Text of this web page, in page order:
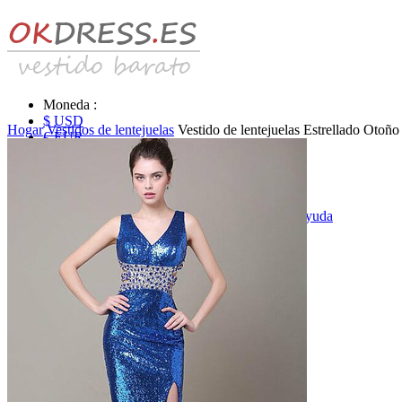
Moneda :
$ USD
€ EUR
Identificarse & Registrarse |Obtener la contraseña Ayuda
Carro (0)
Vestidos de novia
Vestido de novia liquidación y venta
Vestidos de novia vendimia
Hogar Vestidos de lentejuelas Vestido de lentejuelas Estrellado